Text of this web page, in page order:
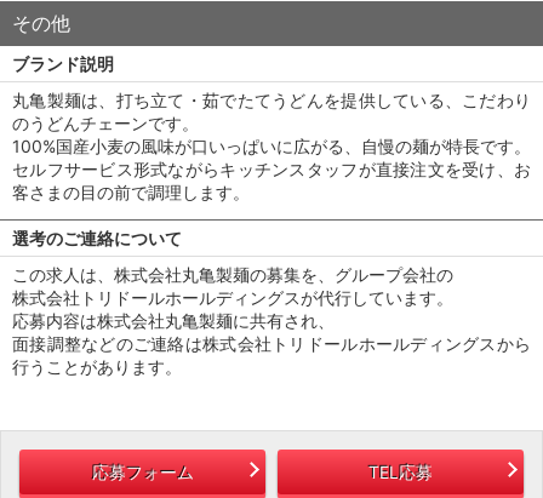
その他
ブランド説明
丸亀製麺は、打ち立て・茹でたてうどんを提供している、こだわり
のうどんチェーンです。
100%国産小麦の風味が口いっぱいに広がる、自慢の麺が特長です。
セルフサービス形式ながらキッチンスタッフが直接注文を受け、お
客さまの目の前で調理します。
選考のご連絡について
この求人は、株式会社丸亀製麺の募集を、グループ会社の
株式会社トリドールホールディングスが代行しています。
応募内容は株式会社丸亀製麺に共有され、
面接調整などのご連絡は株式会社トリドールホールディングスから
行うことがあります。
応募フォーム TEL応募